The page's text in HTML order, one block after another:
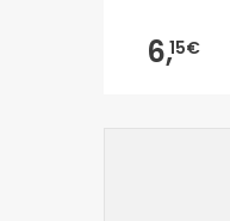
6,15€